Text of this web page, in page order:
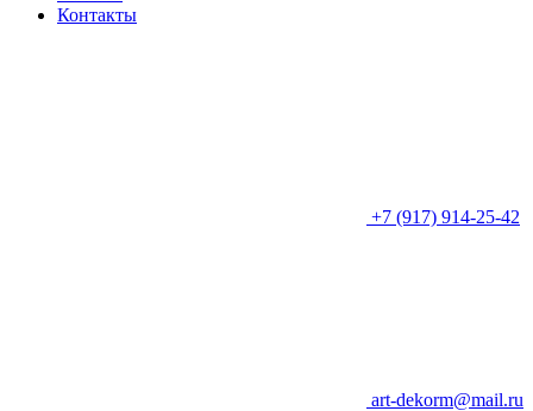
Контакты
+7 (917) 914-25-42
art-dekorm@mail.ru